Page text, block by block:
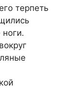
тeрпеть